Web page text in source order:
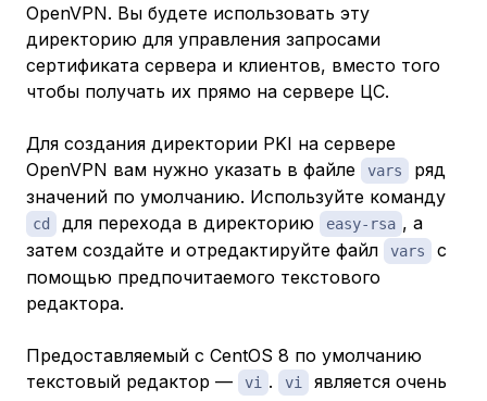
OpenVPN. Вы будете использовать эту
директорию для управления запросами
сертификата сервера и клиентов, вместо того
чтобы получать их прямо на сервере ЦС.
Для создания директории PKI на сервере
OpenVPN вам нужно указать в файле
vars
ряд
значений по умолчанию. Используйте команду
cd для перехода в директорию easy-rsa , а
затем создайте и отредактируйте файл
vars
с
помощью предпочитаемого текстового
редактора.
Предоставляемый с CentOS 8 по умолчанию
текстовый редактор —
vi . vi
является очень